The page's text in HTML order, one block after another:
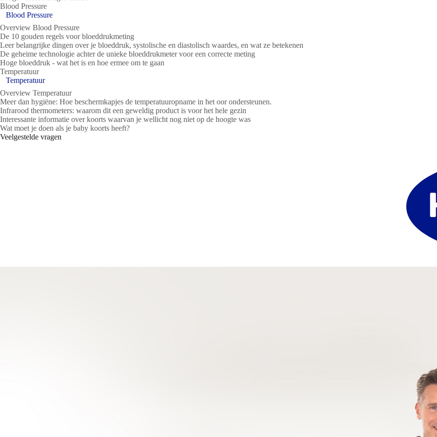
Blood Pressure
Blood Pressure
Overview Blood Pressure
De 10 gouden regels voor bloeddrukmeting
Leer belangrijke dingen over je bloeddruk, systolische en diastolisch waardes, en wat ze betekenen
De geheime technologie achter de unieke bloeddrukmeter voor een correcte meting
Hoge bloeddruk - wat het is en hoe ermee om te gaan
Temperatuur
Temperatuur
Overview Temperatuur
Meer dan hygiëne: Hoe beschermkapjes de temperatuuropname in het oor ondersteunen.
Infrarood thermometers: waarom dit een geweldig product is voor het hele gezin
Interessante informatie over koorts waarvan je wellicht nog niet op de hoogte was
Wat moet je doen als je baby koorts heeft?
Veelgestelde vragen